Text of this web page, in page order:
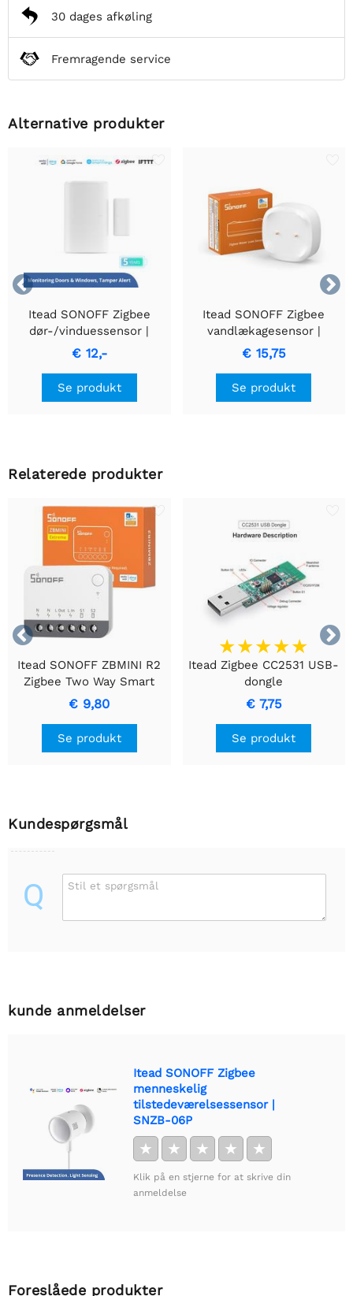
30 dages afkøling
Fremragende service
Alternative produkter


Itead SONOFF Zigbee
dør-/vinduessensor |
SNZB-04P
€ 12,-
Se produkt
Itead SONOFF Zigbee
vandlækagesensor |
SNZB-05P | med kabel
€ 15,75
Se produkt
Relaterede produkter


Itead SONOFF ZBMINI R2
Zigbee Two Way Smart
Switch
€ 9,80
Se produkt
Itead Zigbee CC2531 USB-
dongle
€ 7,75
Se produkt
Kundespørgsmål
Q Stil et spørgsmål
kunde anmeldelser
Itead SONOFF Zigbee
menneskelig
tilstedeværelsessensor |
SNZB-06P
★ ★ ★ ★ ★
Klik på en stjerne for at skrive din
anmeldelse
Foreslåede produkter